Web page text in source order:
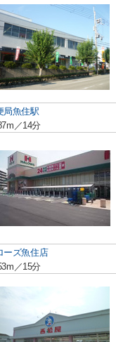
局魚住駅
／14分
ーズ魚住店
／15分